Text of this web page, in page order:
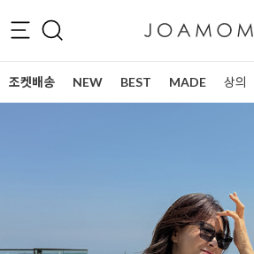
조켓배송 NEW BEST MADE 상의